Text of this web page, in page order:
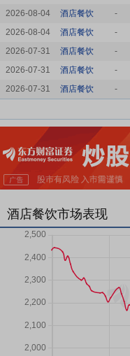
2026-08-04
酒店餐饮 -
2026-08-04
酒店餐饮 -
2026-07-31
酒店餐饮 -
2026-07-31
酒店餐饮 -
2026-07-31
酒店餐饮 -
酒店餐饮市场表现